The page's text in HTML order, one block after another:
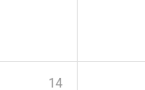
14